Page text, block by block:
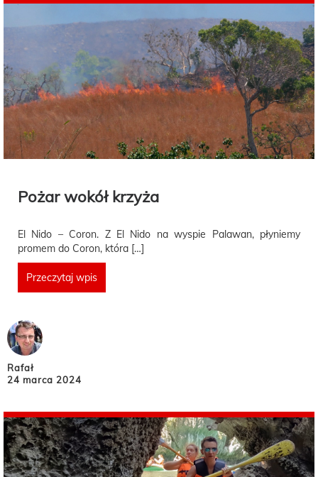
Pożar wokół krzyża
El Nido – Coron. Z El Nido na wyspie Palawan, płyniemy
promem do Coron, która […]
Przeczytaj wpis
Rafał
24 marca 2024